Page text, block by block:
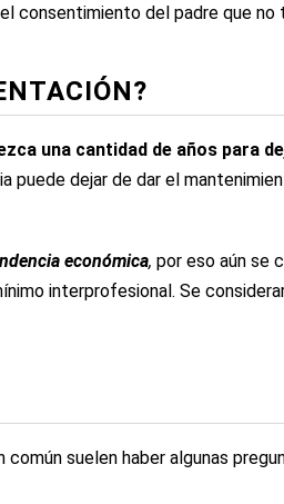
consentimiento del padre que no
una cantidad de años para
dejar de dar el
económica, por eso aún se
interprofesional. Se
suelen haber algunas